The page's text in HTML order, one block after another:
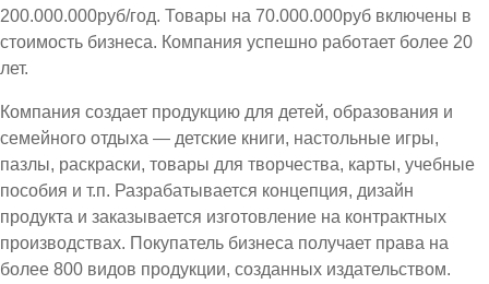
200.000.000руб/год. Товары на 70.000.000руб включены в
стоимость бизнеса. Компания успешно работает более 20
лет.
Компания создает продукцию для детей, образования и
семейного отдыха — детские книги, настольные игры,
пазлы, раскраски, товары для творчества, карты, учебные
пособия и т.п. Разрабатывается концепция, дизайн
продукта и заказывается изготовление на контрактных
производствах. Покупатель бизнеса получает права на
более 800 видов продукции, созданных издательством.